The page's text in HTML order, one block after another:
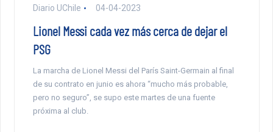
Diario UChile 04-04-2023
Lionel Messi cada vez más cerca de dejar el
PSG
La marcha de Lionel Messi del París Saint-Germain al final
de su contrato en junio es ahora “mucho más probable,
pero no seguro”, se supo este martes de una fuente
próxima al club.